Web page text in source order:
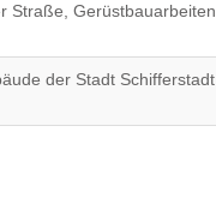
Straße, Gerüstbauarbeiten
der Stadt Schifferstadt